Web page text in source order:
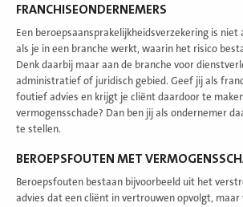
FRANCHISEONDERNEMERS
Een beroepsaansprakelijkheidsverzekering is niet
als je in een branche werkt, waarin het risico
Denk daarbij maar aan de branche voor
administratief of juridisch gebied. Geef jij als
foutief advies en krijgt je cliënt daardoor te
vermogensschade? Dan ben jij als ondernemer
te stellen.
BEROEPSFOUTEN MET
Beroepsfouten bestaan bijvoorbeeld uit het
advies dat een cliënt in vertrouwen opvolgt,